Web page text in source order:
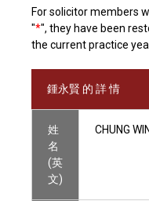
For solicitor members
"*", they have been
the current practice
鍾永賢 的 詳 情
姓
名
(英
文)
CHUNG